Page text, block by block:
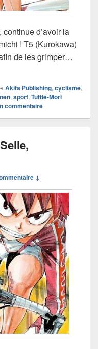
d’avoir la
! T5 (Kurokawa)
de les grimper…
Akita Publishing, cyclisme,
, sport, Tuttle-Mori
commentaire
↓